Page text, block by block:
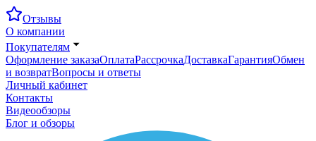
Отзывы
О компании
Покупателям
Оформление заказаОплатаРассрочкаДоставкаГарантияОбмен
и возвратВопросы и ответы
Личный кабинет
Контакты
Видеообзоры
Блог и обзоры